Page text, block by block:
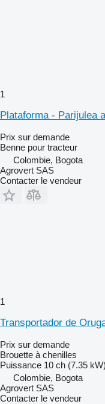
1
Plataforma - Parijulea
Prix sur demande
Benne pour tracteur
Colombie, Bogota
Agrovert SAS
Contacter le vendeur
1
Transportador de
Prix sur demande
Brouette à chenilles
Puissance 10 ch (7.35 kW)
Colombie, Bogota
Agrovert SAS
Contacter le vendeur